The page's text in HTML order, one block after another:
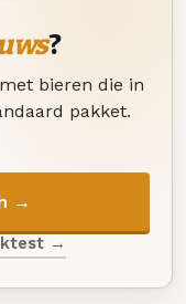
?
bieren die in
pakket.
→
→